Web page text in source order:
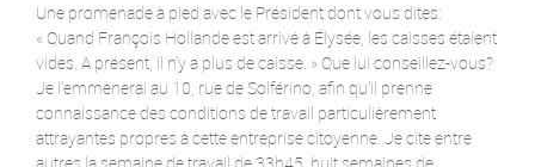
Une promenade à pied avec le Président dont vous dites:
« Quand François Hollande est arrivé à Élysée, les caisses étaient
vides. A présent, il n’y a plus de caisse. » Que lui conseillez-vous?
Je l’emmènerai au 10, rue de Solférino, afin qu’il prenne
connaissance des conditions de travail particulièrement
attrayantes propres à cette entreprise citoyenne. Je cite entre